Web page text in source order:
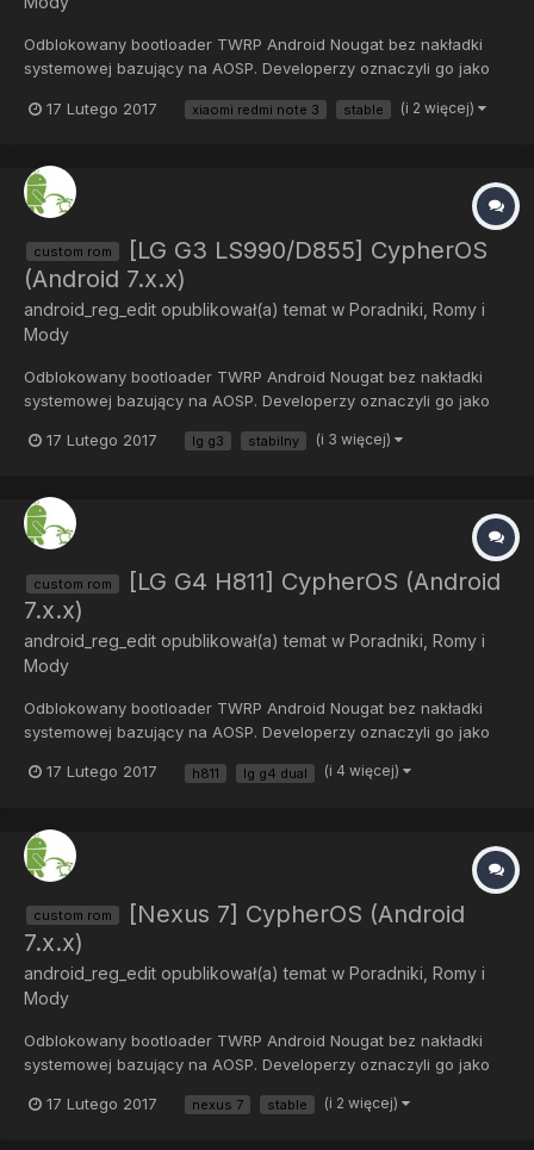
Odblokowany bootloader TWRP Android Nougat bez nakładki
systemowej bazujący na AOSP. Developerzy oznaczyli go jako
tworzyć kopie zapasowe. Ze znalezionych przeze mnie
17 Lutego 2017 xiaomi redmi note 3 stable (i 2 więcej)
custom rom
[LG G3 LS990/D855] CypherOS
(Android 7.x.x)
android_reg_edit opublikował(a) temat w Poradniki, Romy i
Mody
Odblokowany bootloader TWRP Android Nougat bez nakładki
systemowej bazujący na AOSP. Developerzy oznaczyli go jako
tworzyć kopie zapasowe. Ze znalezionych przeze mnie
17 Lutego 2017 lg g3 stabilny (i 3 więcej)
custom rom
[LG G4 H811] CypherOS (Android
7.x.x)
android_reg_edit opublikował(a) temat w Poradniki, Romy i
Mody
Odblokowany bootloader TWRP Android Nougat bez nakładki
systemowej bazujący na AOSP. Developerzy oznaczyli go jako
tworzyć kopie zapasowe. Ze znalezionych przeze mnie
17 Lutego 2017 h811 lg g4 dual (i 4 więcej)
custom rom
[Nexus 7] CypherOS (Android
7.x.x)
android_reg_edit opublikował(a) temat w Poradniki, Romy i
Mody
Odblokowany bootloader TWRP Android Nougat bez nakładki
systemowej bazujący na AOSP. Developerzy oznaczyli go jako
tworzyć kopie zapasowe. Ze znalezionych przeze mnie
17 Lutego 2017 nexus 7 stable (i 2 więcej)